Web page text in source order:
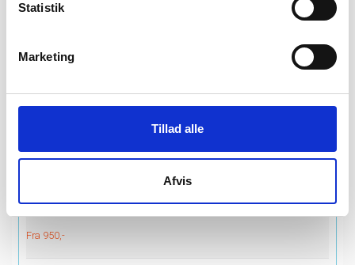
Statistik
Marketing
Tillad alle
Afvis
Norge - Fjordlandet
Ud i det blå
Fra 950,-